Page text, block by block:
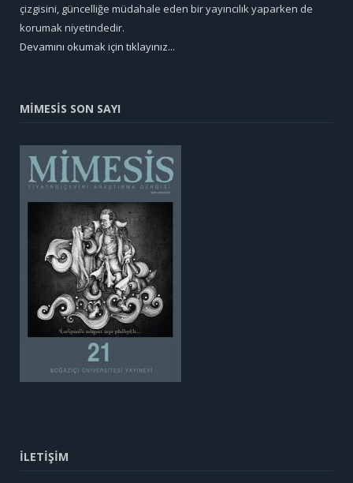
çizgisini, güncelliğe müdahale eden bir yayıncılık yaparken de
korumak niyetindedir.
Devamını okumak için tıklayınız...
MİMESİS SON SAYI
İLETİŞİM